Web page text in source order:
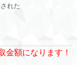
れた
額になります！